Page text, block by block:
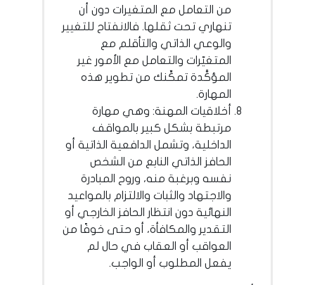
من التعامل مع المتغيرات دون أن
تنهاري تحت ثقلها. فالانفتاح للتغيير
والوعي الذاتي والتأقلم مع
المتغيّرات والتعامل مع الأمور غير
المؤكَّدة تمكِّنك من تطوير هذه
المهارة.
أخلاقيات المهنة: وهي مهارة
مرتبطة بشكل كبير بالمواقف
الداخلية، وتشمل الدافعية الذاتية أو
الحافز الذاتي النابع من الشخص
نفسه وبرغبة منه، وروح المبادرة
والاجتهاد والثبات والالتزام بالمواعيد
النهائية دون انتظار الحافز الخارجي أو
التقدير والمكافأة، أو حتى خوفًا من
العواقب أو العقاب في حال لم
يفعل المطلوب أو الواجب.